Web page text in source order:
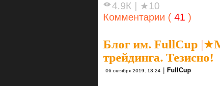
4.9К
★10
Комментарии ( 41 )
Блог им. FullCup |
трейдинга. Тезисно!
06 октября 2019, 13:24 FullCup